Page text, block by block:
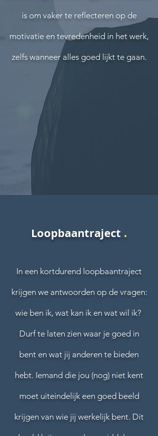
is om vaker te reflecteren op de
motivatie en tevredenheid in het werk,
zelfs wanneer alles goed lijkt te gaan.
Loopbaantraject .
In een kortdurend loopbaantraject
krijgen we antwoorden op de vragen:
wie ben ik, wat kan ik en wat wil ik?
Durf te laten zien waar je goed in
bent en wat jij anderen te bieden
hebt. Iemand die jou (nog) niet kent
moet uiteindelijk een goed beeld
krijgen van wie jij werkelijk bent. Dit